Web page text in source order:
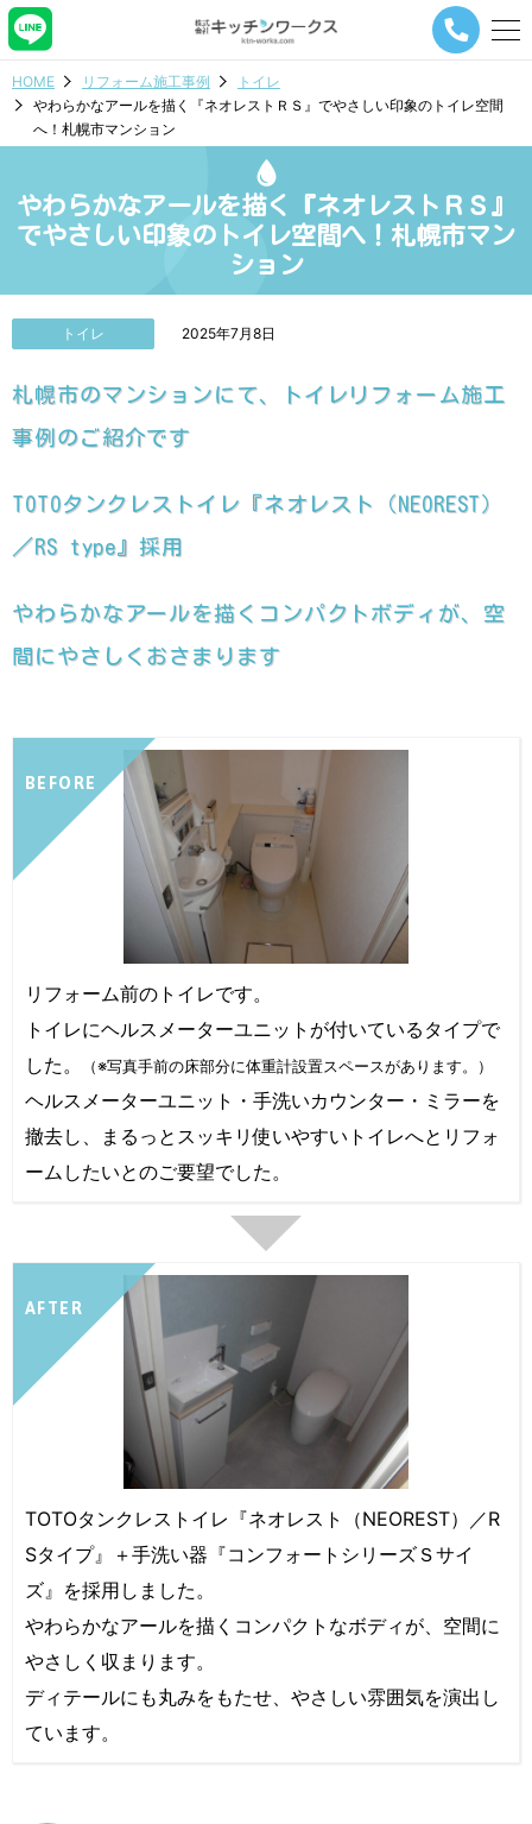
メ
ビ
ョ
タ
HOME リフォーム施工事例
トイレ
やわらかなアールを描く『ネオレストＲＳ』でやさしい印象のトイレ空間
へ！札幌市マンション
やわらかなアールを描く『ネオレストＲＳ』
でやさしい印象のトイレ空間へ！札幌市マン
ション
トイレ 2025年7月8日
札幌市のマンションにて、トイレリフォーム施工
事例のご紹介です
TOTOタンクレストイレ『ネオレスト（NEOREST）
／RS type』採用
やわらかなアールを描くコンパクトボディが、空
間にやさしくおさまります
BEFORE
リフォーム前のトイレです。
トイレにヘルスメーターユニットが付いているタイプで
した。
（※写真手前の床部分に体重計設置スペースがあります。）
ヘルスメーターユニット・手洗いカウンター・ミラーを
撤去し、まるっとスッキリ使いやすいトイレへとリフォ
ームしたいとのご要望でした。
AFTER
TOTOタンクレストイレ『ネオレスト（NEOREST）／R
Sタイプ』＋手洗い器『コンフォートシリーズＳサイ
ズ』を採用しました。
やわらかなアールを描くコンパクトなボディが、空間に
やさしく収まります。
ディテールにも丸みをもたせ、やさしい雰囲気を演出し
ています。